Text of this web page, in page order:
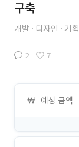
구축
개발 디자인 기획
2 7
예상 금액